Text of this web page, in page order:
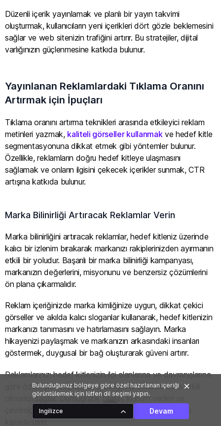
Bulunduğunuz bölgeye göre özel hazırlanan içeriği
görüntülemek için lütfen dil seçimi yapın.
Ingilizce Devam
Düzenli içerik yayınlamak ve planlı bir yayın takvimi
oluşturmak, kullanıcıların yeni içerikleri dört gözle beklemesini
sağlar ve web sitenizin trafiğini artırır. Bu stratejiler, dijital
varlığınızın güçlenmesine katkıda bulunur.
Yayınlanan Reklamlardaki Tıklama Oranını
Artırmak için İpuçları
Tıklama oranını artırma teknikleri arasında etkileyici reklam
metinleri yazmak, kaliteli görseller kullanmak ve hedef kitle
segmentasyonuna dikkat etmek gibi yöntemler bulunur.
Özellikle, reklamların doğru hedef kitleye ulaşmasını
sağlamak ve onların ilgisini çekecek içerikler sunmak, CTR
artışına katkıda bulunur.
Marka Bilinirliği Artıracak Reklamlar Verin
Marka bilinirliğini artıracak reklamlar, hedef kitleniz üzerinde
kalıcı bir izlenim bırakarak markanızı rakiplerinizden ayırmanın
etkili bir yoludur. Başarılı bir marka bilinirliği kampanyası,
markanızın değerlerini, misyonunu ve benzersiz çözümlerini
ön plana çıkarmalıdır.
Reklam içeriğinizde marka kimliğinize uygun, dikkat çekici
görseller ve akılda kalıcı sloganlar kullanarak, hedef kitlenizin
markanızı tanımasını ve hatırlamasını sağlayın. Marka
hikayenizi paylaşmak ve markanızın arkasındaki insanları
göstermek, duygusal bir bağ oluşturarak güveni artırır.
Reklamlarınızı hedef kitlenizin ilgi alanlarına ve davranışlarına
göre özelleştirmek, marka bilinirliğini artırmada daha etkili
olmanızı sağlar. Demografik bilgiler, konum verileri ve
çevrimiçi davranışlar gibi verileri kullanarak mesajlarınızı
kişiselleştirin.